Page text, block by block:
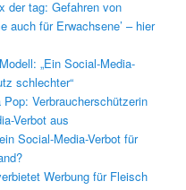
der tag: Gefahren von
auch für Erwachsene’ – hier
„Ein Social-Media-
schlechter“
Pop: Verbraucherschützerin
Verbot aus
Social-Media-Verbot für
Werbung für Fleisch